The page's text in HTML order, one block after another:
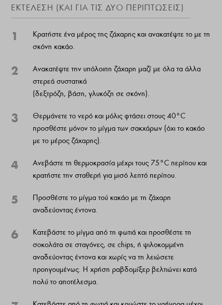
ΕΚΤΕΛΕΣΗ (ΚΑΙ ΓΙΑ ΤΙΣ ΔΎΟ ΠΕΡΙΠΤΏΣΕΙΣ)
1
Κρατήστε ένα μέρος της ζάχαρης και ανακατέψτε το με τη
σκόνη κακάο.
2
Ανακατέψτε την υπόλοιπη ζάχαρη μαζί με όλα τα άλλα
στερεά συστατικά
(δεξτρόζη, βάση, γλυκόζη σε σκόνη).
3
Θερμάνετε το νερό και μόλις φτάσει στους 40°C
προσθέστε μόνον το μίγμα των σακχάρων (όχι το κακάο
με το μέρος ζάχαρης).
4
Ανεβάστε τη θερμοκρασία μέχρι τους 75°C περίπου και
κρατήστε την σταθερή για μισό λεπτό περίπου.
5
Προσθέστε το μίγμα τού κακάο με τη ζάχαρη
αναδεύοντας έντονα.
6
Κατεβάστε το μίγμα από τη φωτιά και προσθέστε τη
σοκολάτα σε σταγόνες, σε chips, ή ψιλοκομμένη
αναδεύοντας έντονα και χωρίς να τη λειώσετε
προηγουμένως. Η χρήση ραβδομίξερ βελτιώνει κατά
πολύ το αποτέλεσμα.